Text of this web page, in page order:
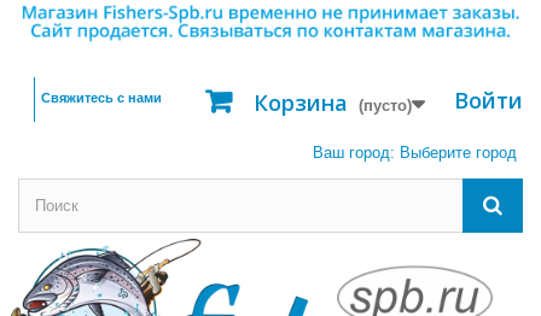
Войти
Корзина (пусто)
Свяжитесь с нами
Ваш город: Выберите город